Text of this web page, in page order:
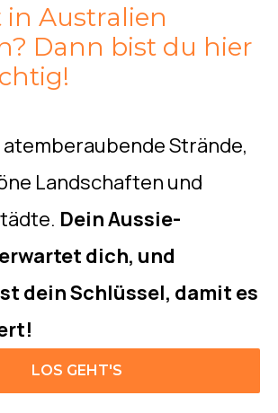
in Australien
Dann bist du hier
Strände,
Landschaften und
Dein Aussie-
dich, und
dein Schlüssel, damit es
LOS GEHT'S